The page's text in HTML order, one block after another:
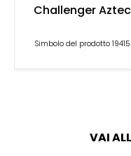
Challenger Aztec
Simbolo del prodotto 19415
VAI